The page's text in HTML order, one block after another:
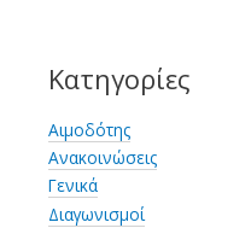
Κατηγορίες
Αιμοδότης
Ανακοινώσεις
Γενικά
Διαγωνισμοί